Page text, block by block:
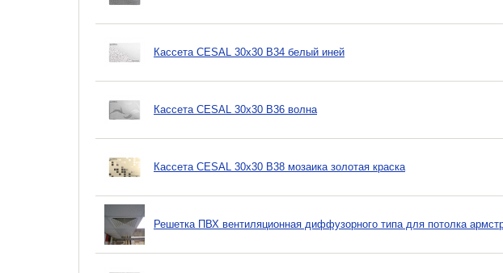
Кассета CESAL 30х30 B34 белый иней
Кассета CESAL 30х30 B36 волна
Кассета CESAL 30х30 B38 мозаика золотая краска
Решетка ПВХ вентиляционная диффузорного типа для потолка